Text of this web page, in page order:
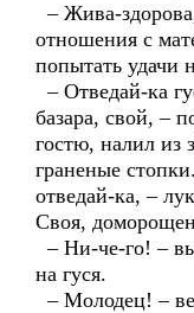
– Жива-
отношения с
попытать удачи
– Отведай-ка
базара, свой, –
гостю, налил из
граненые
отведай-ка, –
Своя,
– Ни-че-го! –
на гуся.
– Молодец! –